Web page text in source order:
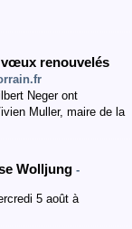
vœux renouvelés
Neger ont
Muller, maire de la
Wolljung -
5 août à